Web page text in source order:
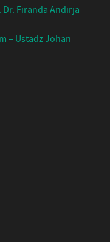
Dr. Firanda Andirja
– Ustadz Johan